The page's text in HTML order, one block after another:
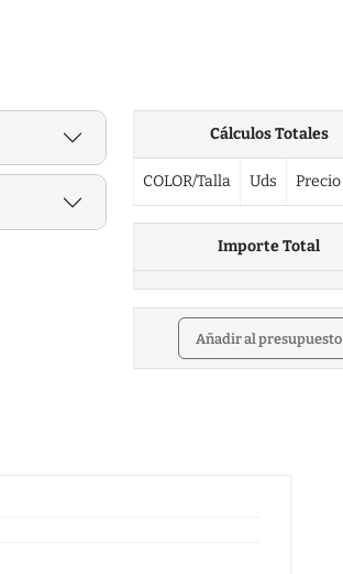
Cálculos Totales
COLOR/Talla Uds Precio
Importe Total
Añadir al presupuesto